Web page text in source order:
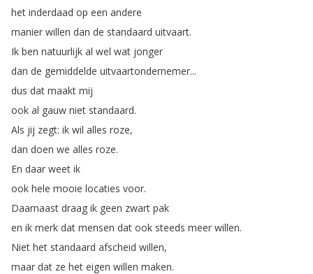
het inderdaad op een andere
manier willen dan de standaard uitvaart.
Ik ben natuurlijk al wel wat jonger
dan de gemiddelde uitvaartondernemer...
dus dat maakt mij
ook al gauw niet standaard.
Als jij zegt: ik wil alles roze,
dan doen we alles roze.
En daar weet ik
ook hele mooie locaties voor.
Daarnaast draag ik geen zwart pak
en ik merk dat mensen dat ook steeds meer willen.
Niet het standaard afscheid willen,
maar dat ze het eigen willen maken.